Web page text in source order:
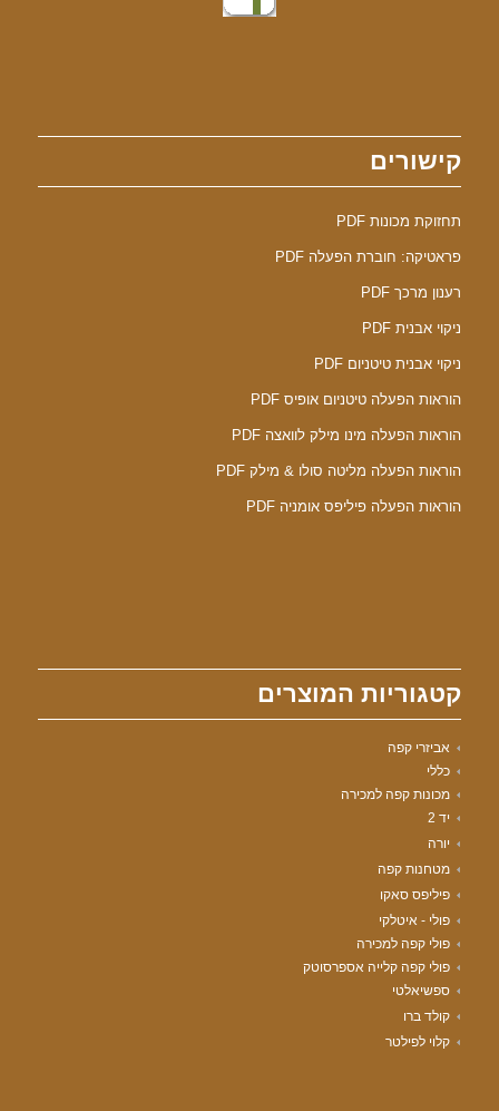
קישורים
תחזוקת מכונות PDF
פראטיקה: חוברת הפעלה PDF
רענון מרכך PDF
ניקוי אבנית PDF
ניקוי אבנית טיטניום PDF
הוראות הפעלה טיטניום אופיס PDF
הוראות הפעלה מינו מילק לוואצה PDF
הוראות הפעלה מליטה סולו & מילק PDF
הוראות הפעלה פיליפס אומניה PDF
קטגוריות המוצרים
אביזרי קפה
כללי
מכונות קפה למכירה
יד 2
יורה
מטחנות קפה
פיליפס סאקו
פולי - איטלקי
פולי קפה למכירה
פולי קפה קלייה אספרסוטק
ספשיאלטי
קולד ברו
קלוי לפילטר